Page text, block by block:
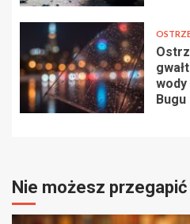
wody
Bugu
Nie możesz przegapić